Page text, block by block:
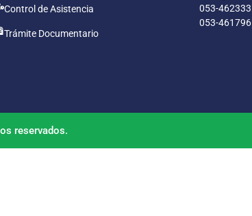
Control de Asistencia
Trámite Documentario
053-462333
053-461796
reservados.